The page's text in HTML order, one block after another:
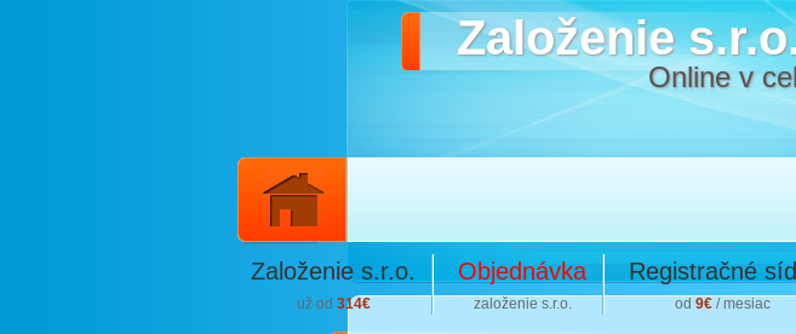
Založenie
Online v
Založenie s.r.o.
už od 314€
Objednávka
založenie s.r.o.
Registračné
od 9€/ mesiac